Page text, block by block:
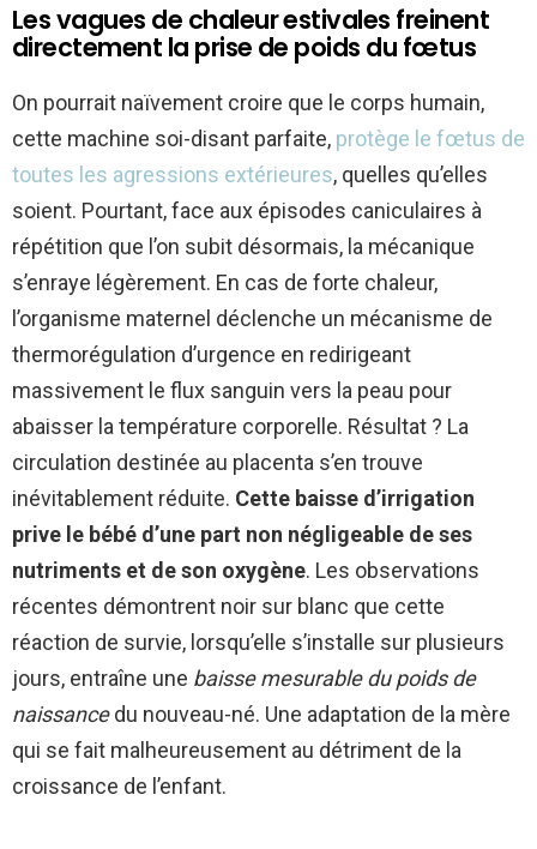
Les vagues de chaleur estivales freinent
directement la prise de poids du fœtus
On pourrait naïvement croire que le corps humain,
cette machine soi-disant parfaite, protège le fœtus de
toutes les agressions extérieures, quelles qu’elles
soient. Pourtant, face aux épisodes caniculaires à
répétition que l’on subit désormais, la mécanique
s’enraye légèrement. En cas de forte chaleur,
l’organisme maternel déclenche un mécanisme de
thermorégulation d’urgence en redirigeant
massivement le flux sanguin vers la peau pour
abaisser la température corporelle. Résultat ? La
circulation destinée au placenta s’en trouve
inévitablement réduite. Cette baisse d’irrigation
prive le bébé d’une part non négligeable de ses
nutriments et de son oxygène. Les observations
récentes démontrent noir sur blanc que cette
réaction de survie, lorsqu’elle s’installe sur plusieurs
jours, entraîne une baisse mesurable du poids de
naissancedu nouveau-né. Une adaptation de la mère
qui se fait malheureusement au détriment de la
croissance de l’enfant.